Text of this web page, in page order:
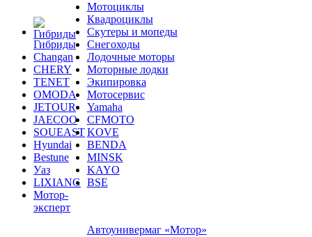
Гибриды
Changan
CHERY
TENET
OMODA
JETOUR
JAECOO
SOUEAST
Hyundai
Bestune
Уаз
LIXIANG
Мотор-
эксперт
Мотоциклы
Квадроциклы
Скутеры и мопеды
Снегоходы
Лодочные моторы
Моторные лодки
Экипировка
Мотосервис
Yamaha
CFMOTO
KOVE
BENDA
MINSK
KAYO
BSE
Автоунивермаг «Мотор»